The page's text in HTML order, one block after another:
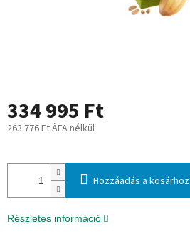
334 995 Ft
263 776 Ft ÁFA nélkül
Hozzáadás a kosárhoz
Részletes információ